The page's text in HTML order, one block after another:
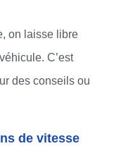
on laisse libre
C’est
des conseils ou
de vitesse